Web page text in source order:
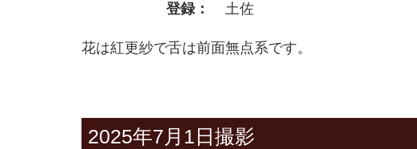
登録： 土佐
花は紅更紗で舌は前面無点系です。
2025年7月1日撮影